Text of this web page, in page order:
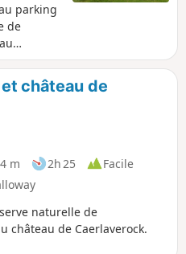
parking
de
n'êtes
le
par une
de la
le
PAS DE
!
château de
m 2h 25
Facile
naturelle de
château de Caerlaverock.